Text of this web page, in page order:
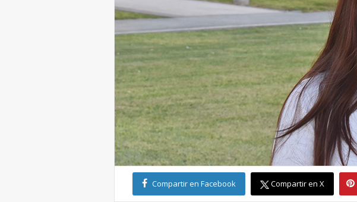
Compartir en Facebook Compartir en X